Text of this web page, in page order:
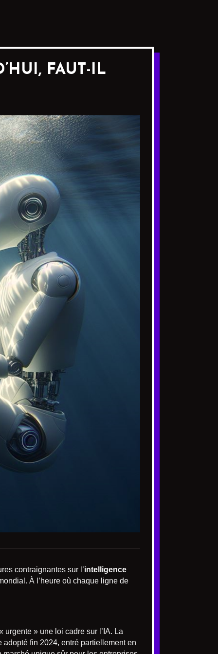
FAUT-IL
contraignantes sur l’intelligence
À l’heure où chaque ligne de
» une loi cadre sur l’IA. La
fin 2024, entré partiellement en